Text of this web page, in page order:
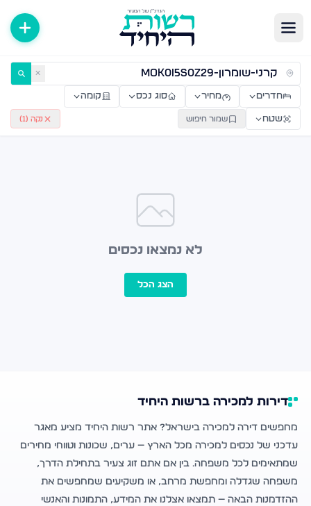
דירות למכירה ולהשכרה — רשות היחיד ✕
חדרים מחיר סוג נכס קומה
שטח שמור חיפוש נקה ( 1
)
לא נמצאו נכסים
הצג הכל
דירות למכירה ברשות היחיד
מחפשים דירה למכירה בישראל? אתר רשות היחיד מציע מאגר
עדכני של נכסים למכירה מכל הארץ — ערים, שכונות וטווחי מחירים
שמתאימים לכל משפחה. בין אם אתם זוג צעיר בתחילת הדרך,
משפחה שגדלה ומחפשת מרחב, או משקיעים שמחפשים את
ההזדמנות הבאה — תמצאו אצלנו את המידע, התמונות והאנשי